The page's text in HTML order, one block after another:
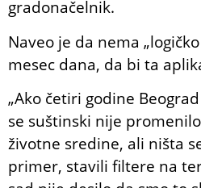
gradonačelnik.
Naveo je da nema
mesec dana, da bi ta
„Ako četiri godine
se suštinski nije
životne sredine, ali ništa
primer, stavili filtere na